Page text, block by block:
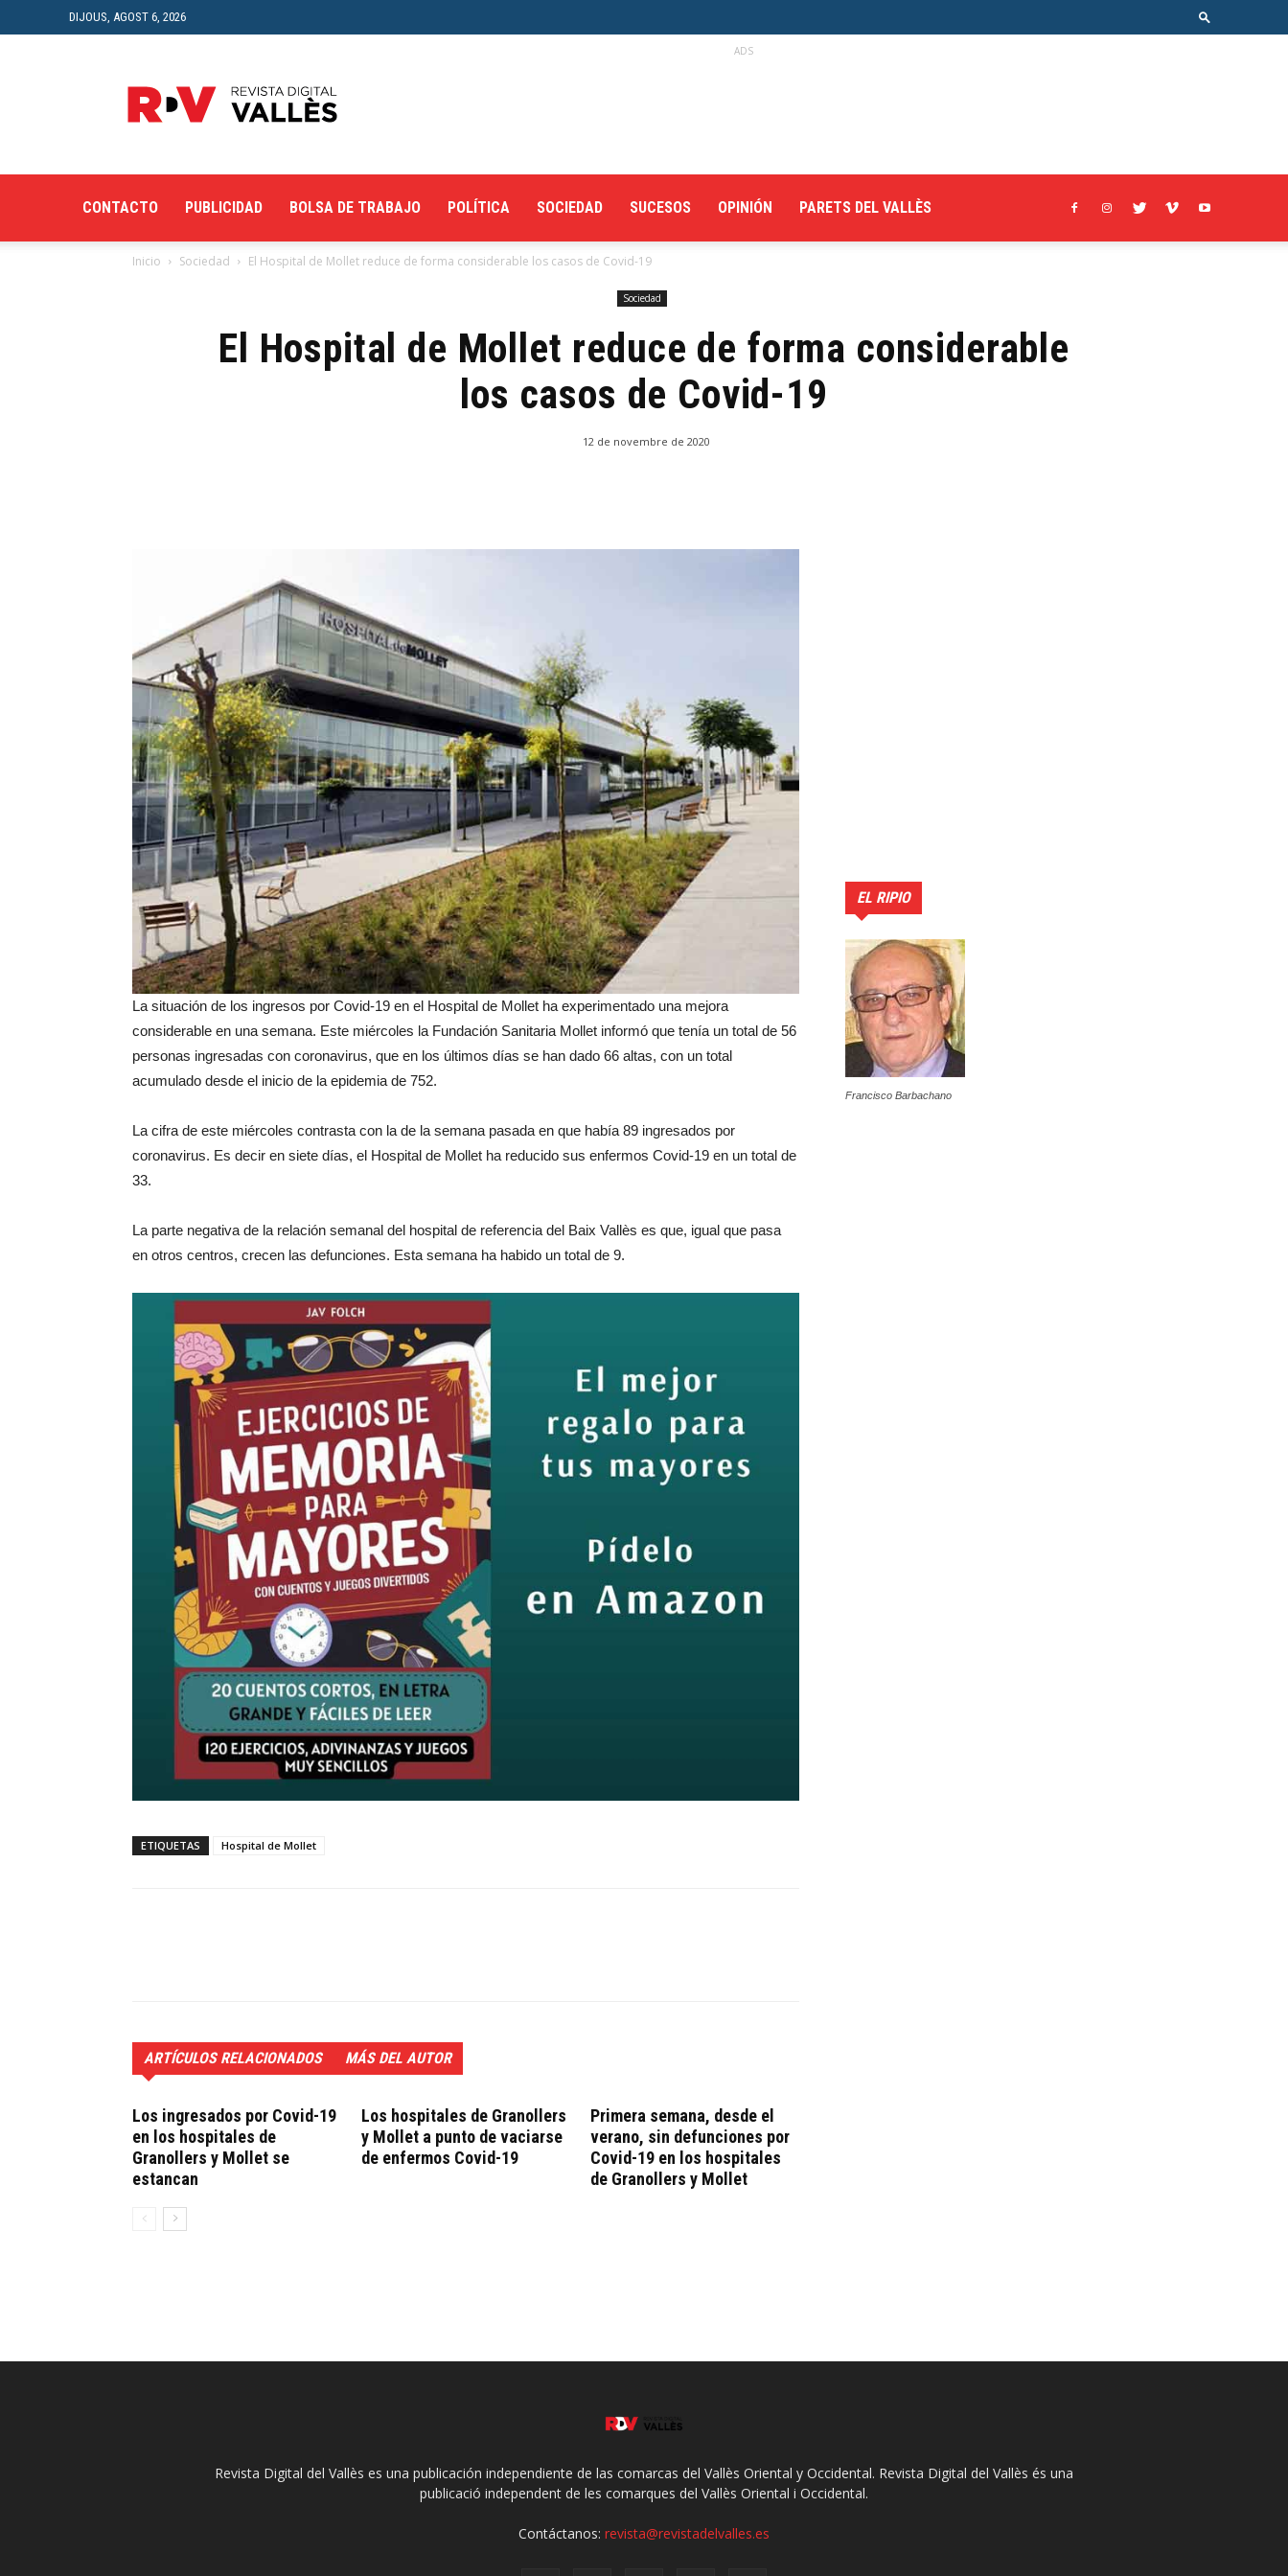
DIJOUS, AGOST 6, 2026
Digital
del
ADS
CONTACTO PUBLICIDAD BOLSA DE TRABAJO POLÍTICA SOCIEDAD SUCESOS OPINIÓN PARETS DEL VALLÈS
Inicio Sociedad El Hospital de Mollet reduce de forma considerable los casos de Covid-19
Sociedad
El Hospital de Mollet reduce de forma considerable
los casos de Covid-19
12 de novembre de 2020
La situación de los ingresos por Covid-19 en el Hospital de Mollet ha experimentado una mejora
considerable en una semana. Este miércoles la Fundación Sanitaria Mollet informó que tenía un total de 56
personas ingresadas con coronavirus, que en los últimos días se han dado 66 altas, con un total
acumulado desde el inicio de la epidemia de 752.
La cifra de este miércoles contrasta con la de la semana pasada en que había 89 ingresados por
coronavirus. Es decir en siete días, el Hospital de Mollet ha reducido sus enfermos Covid-19 en un total de
33.
La parte negativa de la relación semanal del hospital de referencia del Baix Vallès es que, igual que pasa
en otros centros, crecen las defunciones. Esta semana ha habido un total de 9.
ETIQUETAS Hospital de Mollet
ARTÍCULOS RELACIONADOS MÁS DEL AUTOR
Los ingresados por Covid-19
en los hospitales de
Granollers y Mollet se
estancan
Los hospitales de Granollers
y Mollet a punto de vaciarse
de enfermos Covid-19
Primera semana, desde el
verano, sin defunciones por
Covid-19 en los hospitales
de Granollers y Mollet
EL RIPIO
Francisco Barbachano
Revista Digital del Vallès es una publicación independiente de las comarcas del Vallès Oriental y Occidental. Revista Digital del Vallès és una
publicació independent de les comarques del Vallès Oriental i Occidental.
Contáctanos: revista@revistadelvalles.es